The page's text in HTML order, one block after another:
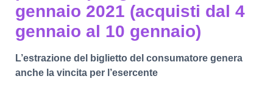
gennaio 2021 (acquisti dal 4
gennaio al 10 gennaio)
L’estrazione del biglietto del consumatore genera
anche la vincita per l’esercente